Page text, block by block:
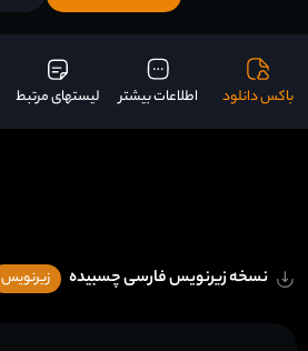
باکس دانلود اطلاعات بیشتر لیستهای مرتبط
نسخه زیرنویس فارسی چسبیده زیرنویس